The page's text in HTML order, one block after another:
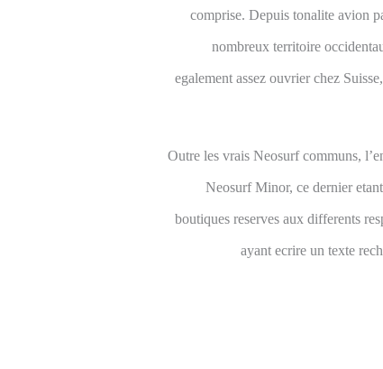
comprise. Depuis tonalite avion
nombreux territoire
egalement assez ouvrier chez
Outre les vrais Neosurf communs,
Neosurf Minor, ce dernier
boutiques reserves aux differents
ayant ecrire un texte